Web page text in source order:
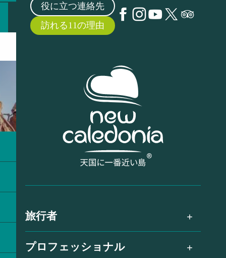
役に立つ連絡先
訪れる11の理由
旅行者
プロフェッショナル